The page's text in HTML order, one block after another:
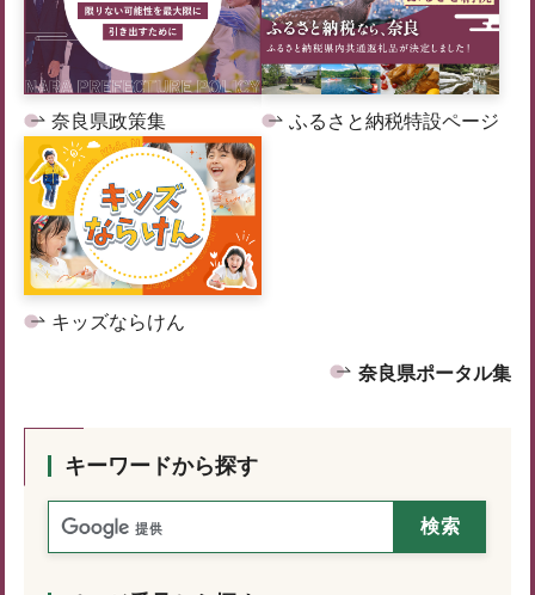
奈良県政策集 ふるさと納税特設ページ
キッズならけん
奈良県ポータル集
キーワードから探す